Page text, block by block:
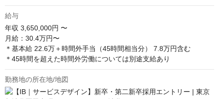
給与
年収 3,650,000円 〜
月給：30.4万円〜
＊基本給 22.6万＋時間外手当（45時間相当分） 7.8万円含む
＊45時間を超えた時間外労働については別途⽀給あり
勤務地の所在地/地図